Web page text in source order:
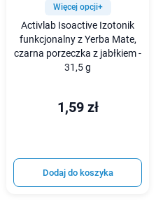
Więcej opcji+
Activlab Isoactive Izotonik
funkcjonalny z Yerba Mate,
czarna porzeczka z jabłkiem -
31,5 g
1,59 zł
Dodaj do koszyka